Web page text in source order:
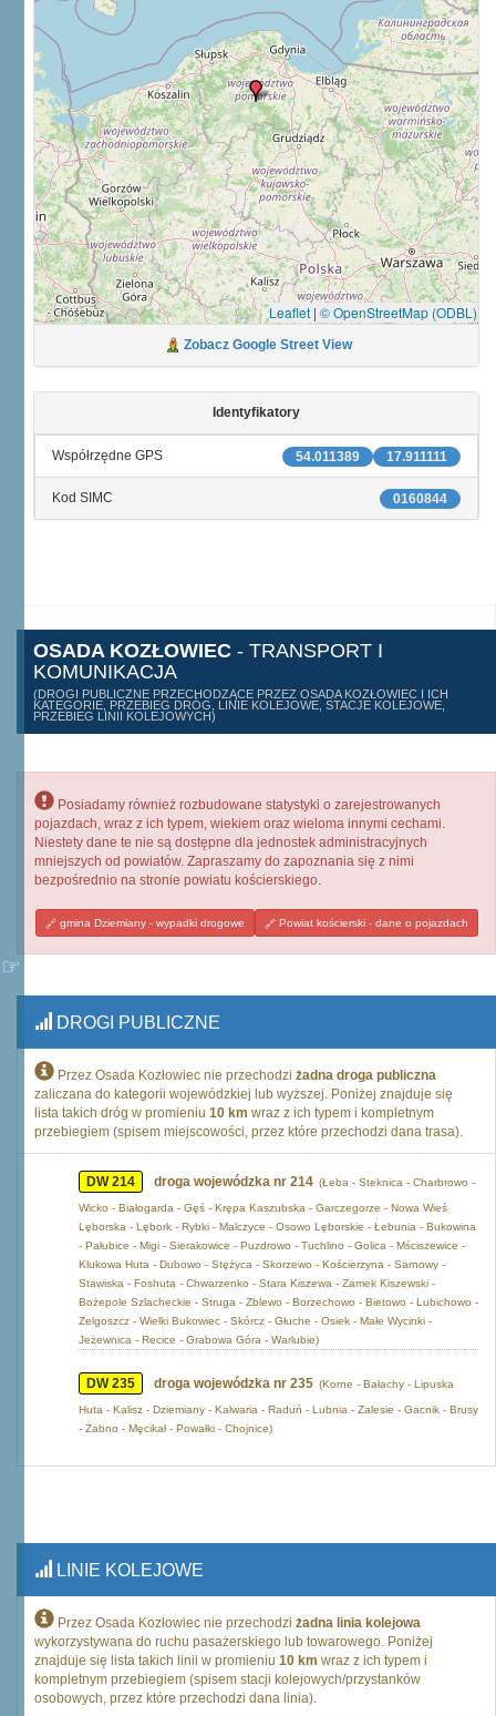
Leaflet | © OpenStreetMap (ODBL)
Zobacz Google Street View
Identyfikatory
17.911111
54.011389
Współrzędne GPS
0160844
Kod SIMC
OSADA KOZŁOWIEC - TRANSPORT I
KOMUNIKACJA
(DROGI PUBLICZNE PRZECHODZĄCE PRZEZ OSADA KOZŁOWIEC I ICH
KATEGORIE, PRZEBIEG DRÓG, LINIE KOLEJOWE, STACJE KOLEJOWE,
PRZEBIEG LINII KOLEJOWYCH)
Posiadamy również rozbudowane statystyki o zarejestrowanych
pojazdach, wraz z ich typem, wiekiem oraz wieloma innymi cechami.
Niestety dane te nie są dostępne dla jednostek administracyjnych
mniejszych od powiatów. Zapraszamy do zapoznania się z nimi
bezpośrednio na stronie powiatu kościerskiego.
gmina Dziemiany - wypadki drogowe Powiat kościerski - dane o pojazdach
DROGI PUBLICZNE
Przez Osada Kozłowiec nie przechodzi żadna droga publiczna
zaliczana do kategorii wojewódzkiej lub wyższej. Poniżej znajduje się
lista takich dróg w promieniu 10 km wraz z ich typem i kompletnym
przebiegiem (spisem miejscowości, przez które przechodzi dana trasa).
DW 214 droga wojewódzka nr 214 (Łeba - Steknica - Charbrowo -
Wicko - Białogarda - Gęś - Krępa Kaszubska - Garczegorze - Nowa Wieś
Lęborska - Lębork - Rybki - Malczyce - Osowo Lęborskie - Łebunia - Bukowina
- Pałubice - Migi - Sierakowice - Puzdrowo - Tuchlino - Golica - Mściszewice -
Klukowa Huta - Dubowo - Stężyca - Skorzewo - Kościerzyna - Sarnowy -
Stawiska - Foshuta - Chwarzenko - Stara Kiszewa - Zamek Kiszewski -
Bożepole Szlacheckie - Struga - Zblewo - Borzechowo - Bietowo - Lubichowo -
Zelgoszcz - Wielki Bukowiec - Skórcz - Głuche - Osiek - Małe Wycinki -
Jeżewnica - Recice - Grabowa Góra - Warlubie)
DW 235 droga wojewódzka nr 235 (Korne - Bałachy - Lipuska
Huta - Kalisz - Dziemiany - Kalwaria - Raduń - Lubnia - Zalesie - Gacnik - Brusy
- Żabno - Męcikał - Powałki - Chojnice)
LINIE KOLEJOWE
Przez Osada Kozłowiec nie przechodzi żadna linia kolejowa
wykorzystywana do ruchu pasażerskiego lub towarowego. Poniżej
znajduje się lista takich linii w promieniu 10 km wraz z ich typem i
kompletnym przebiegiem (spisem stacji kolejowych/przystanków
osobowych, przez które przechodzi dana linia).